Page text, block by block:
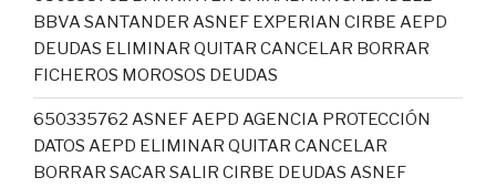
BBVA SANTANDER ASNEF EXPERIAN CIRBE AEPD
DEUDAS ELIMINAR QUITAR CANCELAR BORRAR
FICHEROS MOROSOS DEUDAS
650335762 ASNEF AEPD AGENCIA PROTECCIÓN
DATOS AEPD ELIMINAR QUITAR CANCELAR
BORRAR SACAR SALIR CIRBE DEUDAS ASNEF